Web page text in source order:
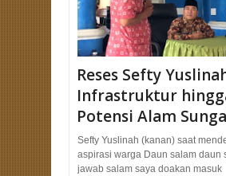
Reses Sefty
Infrastruktur
Potensi Alam
Sefty Yuslinah (kanan) saat
aspirasi warga Daun salam daun
jawab salam saya doakan masuk